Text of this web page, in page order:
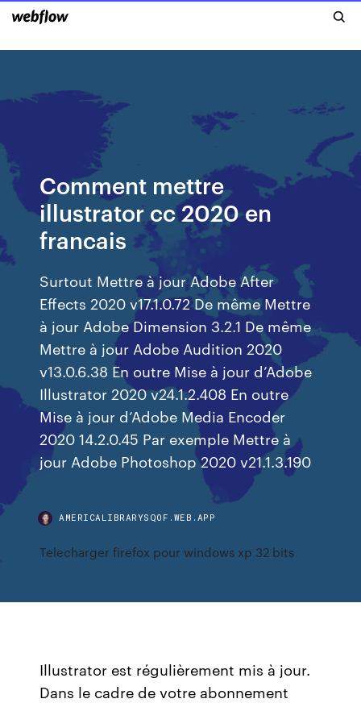
Comment mettre
illustrator cc 2020 en
francais
Surtout Mettre à jour Adobe After
Effects 2020 v17.1.0.72 De même Mettre
à jour Adobe Dimension 3.2.1 De même
Mettre à jour Adobe Audition 2020
v13.0.6.38 En outre Mise à jour d’Adobe
Illustrator 2020 v24.1.2.408 En outre
Mise à jour d’Adobe Media Encoder
2020 14.2.0.45 Par exemple Mettre à
jour Adobe Photoshop 2020 v21.1.3.190
AMERICALIBRARYSQOF.WEB.APP
Telecharger firefox pour windows xp 32 bits
Illustrator est régulièrement mis à jour.
Dans le cadre de votre abonnement